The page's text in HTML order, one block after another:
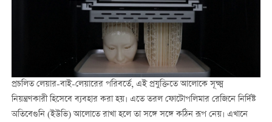
প্রচলিত লেয়ার-বাই-লেয়ারের পরিবর্তে, এই প্রযুক্তিতে আলোকে সূক্ষ্ম
নিয়ন্ত্রণকারী হিসেবে ব্যবহার করা হয়। এতে তরল ফোটোপলিমার রেজিনে নির্দিষ্ট
অতিবেগুনি (ইউভি) আলোতে রাখা হলে তা সঙ্গে সঙ্গে কঠিন রূপ নেয়। এখানে